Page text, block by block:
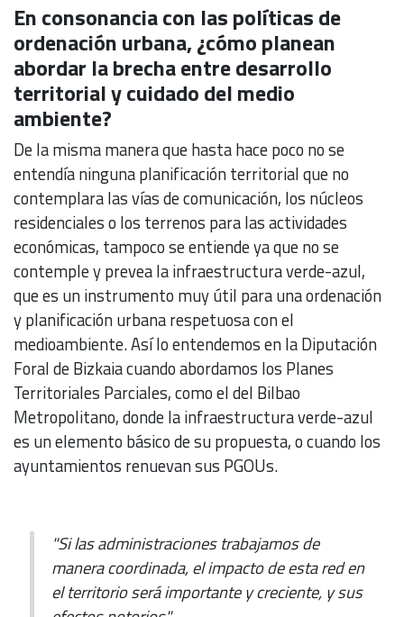
En consonancia con las políticas de
ordenación urbana, ¿cómo planean
abordar la brecha entre desarrollo
territorial y cuidado del medio
ambiente?
De la misma manera que hasta hace poco no se
entendía ninguna planificación territorial que no
contemplara las vías de comunicación, los núcleos
residenciales o los terrenos para las actividades
económicas, tampoco se entiende ya que no se
contemple y prevea la infraestructura verde-azul,
que es un instrumento muy útil para una ordenación
y planificación urbana respetuosa con el
medioambiente. Así lo entendemos en la Diputación
Foral de Bizkaia cuando abordamos los Planes
Territoriales Parciales, como el del Bilbao
Metropolitano, donde la infraestructura verde-azul
es un elemento básico de su propuesta, o cuando los
ayuntamientos renuevan sus PGOUs.
"Si las administraciones trabajamos de
manera coordinada, el impacto de esta red en
el territorio será importante y creciente, y sus